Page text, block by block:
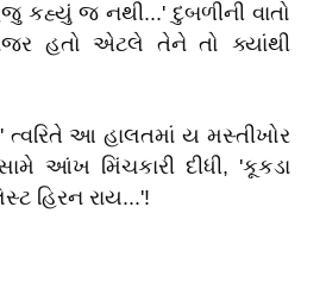
કહ્યું જ નથી...' દુબળીની વાતો
હતો એટલે તેને તો ક્યાંથી
ત્વરિતે આ હાલતમાં ય મસ્તીખોર
આંખ મિંચકારી દીધી, 'કૂકડા
હિરન રાય...'!